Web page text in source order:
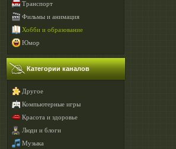
Транспорт
Фильмы и анимация
Хобби и образование
Юмор
Категории каналов
Другое
Компьютерные игры
Красота и здоровье
Люди и блоги
Музыка